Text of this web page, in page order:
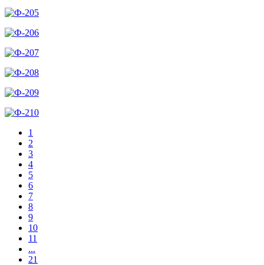
1
2
3
4
5
6
7
8
9
10
11
...
21